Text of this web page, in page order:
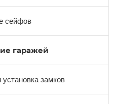
сейфов
гаражей
замков